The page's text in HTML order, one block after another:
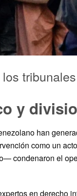
y
han
como un
condenaron el
en derecho